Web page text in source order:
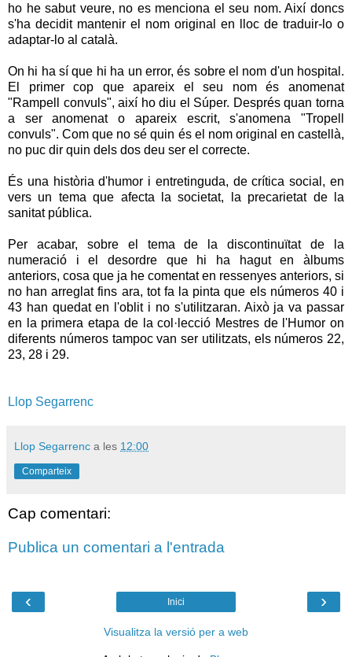
ho he sabut veure, no es menciona el seu nom. Així doncs
s'ha decidit mantenir el nom original en lloc de traduir-lo o
adaptar-lo al català.
On hi ha sí que hi ha un error, és sobre el nom d'un hospital.
El primer cop que apareix el seu nom és anomenat
"Rampell convuls", així ho diu el Súper. Després quan torna
a ser anomenat o apareix escrit, s'anomena "Tropell
convuls". Com que no sé quin és el nom original en castellà,
no puc dir quin dels dos deu ser el correcte.
És una història d'humor i entretinguda, de crítica social, en
vers un tema que afecta la societat, la precarietat de la
sanitat pública.
Per acabar, sobre el tema de la discontinuïtat de la
numeració i el desordre que hi ha hagut en àlbums
anteriors, cosa que ja he comentat en ressenyes anteriors, si
no han arreglat fins ara, tot fa la pinta que els números 40 i
43 han quedat en l'oblit i no s'utilitzaran. Això ja va passar
en la primera etapa de la col·lecció Mestres de l'Humor on
diferents números tampoc van ser utilitzats, els números 22,
23, 28 i 29.
Llop Segarrenc
Llop Segarrenc a les 12:00
Comparteix
Cap comentari:
Publica un comentari a l'entrada
‹ ›
Inici
Visualitza la versió per a web